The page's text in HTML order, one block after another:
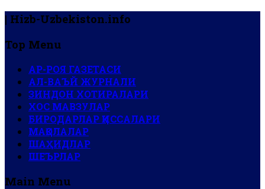
| Hizb-Uzbekiston.info
Top Menu
АР-РОЯ ГАЗЕТАСИ
АЛ-ВАЪЙ ЖУРНАЛИ
ЗИНДОН ХОТИРАЛАРИ
ХОС МАВЗУЛАР
БИРОДАРЛАР ҚИССАЛАРИ
МАҚОЛАЛАР
ШАҲИДЛАР
ШЕЪРЛАР
Main Menu